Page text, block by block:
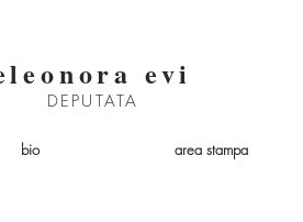
evi
DEPUTATA
bio area stampa